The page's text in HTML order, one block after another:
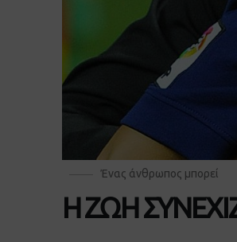
Ένας άνθρωπος μπορεί
Η ΖΩΗ